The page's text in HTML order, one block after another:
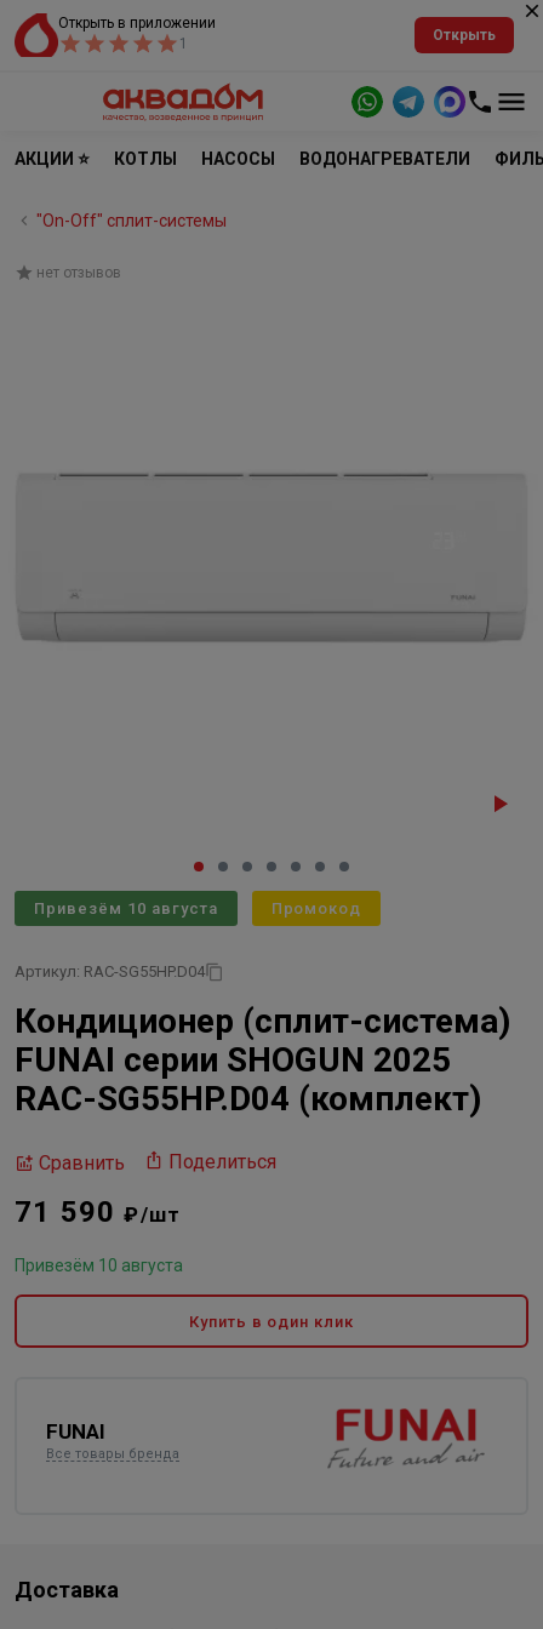
Открыть в приложении
1
Открыть
АКЦИИ ⭐ КОТЛЫ НАСОСЫ ВОДОНАГРЕВАТЕЛИ
"On-Off" cплит-системы
нет отзывов
Привезём 10 августа Промокод
Артикул: RAC-SG55HP.D04
Кондиционер (сплит-система)
FUNAI серии SHOGUN 2025
RAC-SG55HP.D04 (комплект)
Сравнить Поделиться
71 590₽/шт
Привезём 10 августа
Купить в один клик
FUNAI
Все товары бренда
Доставка